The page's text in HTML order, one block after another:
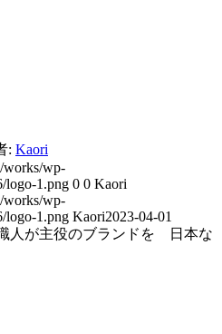
: Kaori
works/wp-
logo-1.png 0 0 Kaori
works/wp-
logo-1.png Kaori2023-04-01
人が主役のブランドを 日本な